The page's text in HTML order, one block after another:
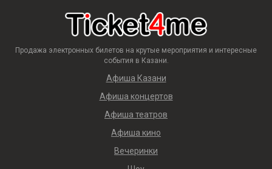
Продажа электронных билетов на крутые мероприятия и интересные
события в Казани.
Афиша Казани
Афиша концертов
Афиша театров
Афиша кино
Вечеринки